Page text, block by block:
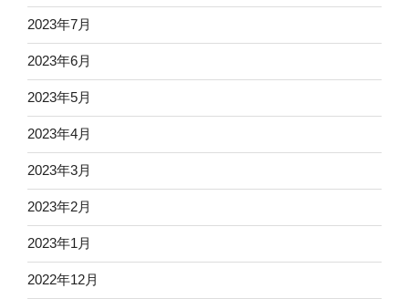
2023年7月
2023年6月
2023年5月
2023年4月
2023年3月
2023年2月
2023年1月
2022年12月